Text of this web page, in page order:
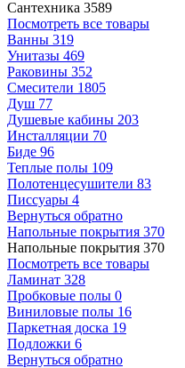
Сантехника 3589
Посмотреть все товары
Ванны 319
Унитазы 469
Раковины 352
Смесители 1805
Душ 77
Душевые кабины 203
Инсталляции 70
Биде 96
Теплые полы 109
Полотенцесушители 83
Писсуары 4
Вернуться обратно
Напольные покрытия 370
Напольные покрытия 370
Посмотреть все товары
Ламинат 328
Пробковые полы 0
Виниловые полы 16
Паркетная доска 19
Подложки 6
Вернуться обратно